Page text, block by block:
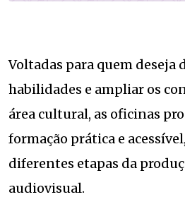
Voltadas para quem deseja
habilidades e ampliar os
área cultural, as oficinas
formação prática e
diferentes etapas da
audiovisual.